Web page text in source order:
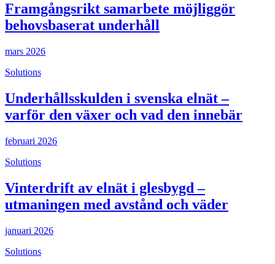
Framgångsrikt samarbete möjliggör
behovsbaserat underhåll
mars 2026
Solutions
Underhållsskulden i svenska elnät –
varför den växer och vad den innebär
februari 2026
Solutions
Vinterdrift av elnät i glesbygd –
utmaningen med avstånd och väder
januari 2026
Solutions